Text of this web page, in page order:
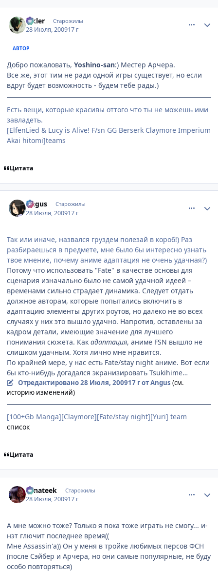
Elkler Старожилы
28 Июля, 200917 г
АВТОР
Добро пожаловать, Yoshino-san:) Местер Арчера.
Все же, этот тим не ради одной игры существует, но если
вдруг будет возможность - будем тебе рады.)
Есть вещи, которые красивы оттого что ты не можешь ими
завладеть.
[ElfenLied & Lucy is Alive! F/sn GG Berserk Claymore Imperium
Akai hitomi]teams
Цитата
Angus Старожилы
28 Июля, 200917 г
Так или иначе, назвался груздем полезай в короб!) Раз
разбираешься в предмете, мне было бы интересно узнать
твое мнение, почему аниме адаптация не очень удачная?)
Потому что использовать "Fate" в качестве основы для
сценария изначально было не самой удачной идеей –
временами сильно страдает динамика. Следует отдать
должное авторам, которые попытались включить в
адаптацию элементы других роутов, но далеко не во всех
случаях у них это вышло удачно. Напротив, оставлены за
кадром детали, имеющие значение для лучшего
понимания сюжета. Как адаптация, аниме FSN вышло не
слишком удачным. Хотя лично мне нравится.
По крайней мере, у нас есть Fate/stay night аниме. Вот если
бы кто-нибудь догадался экранизировать Tsukihime…
Отредактировано28 Июля, 200917 гот Angus (см.
историю изменений)
[100+Gb Manga][Claymore][Fate/stay night][Yuri] team
список
Цитата
Fanateek Старожилы
28 Июля, 200917 г
А мне можно тоже? Только я пока тоже играть не смогу... и-
нэт глючит последнее время((
Мне Assassin'а)) Он у меня в тройке любимых персов ФСН
(после Сэйбер и Арчера, но они самые популярные, не буду
особо повторяться)